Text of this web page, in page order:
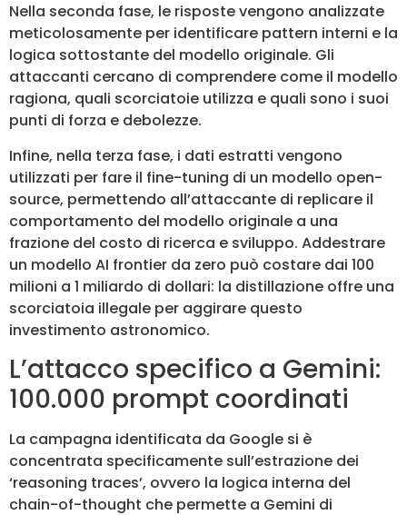
Nella seconda fase, le risposte vengono analizzate
meticolosamente per identificare pattern interni e la
logica sottostante del modello originale. Gli
attaccanti cercano di comprendere come il modello
ragiona, quali scorciatoie utilizza e quali sono i suoi
punti di forza e debolezze.
Infine, nella terza fase, i dati estratti vengono
utilizzati per fare il fine-tuning di un modello open-
source, permettendo all’attaccante di replicare il
comportamento del modello originale a una
frazione del costo di ricerca e sviluppo. Addestrare
un modello AI frontier da zero può costare dai 100
milioni a 1 miliardo di dollari: la distillazione offre una
scorciatoia illegale per aggirare questo
investimento astronomico.
L’attacco specifico a Gemini:
100.000 prompt coordinati
La campagna identificata da Google si è
concentrata specificamente sull’estrazione dei
‘reasoning traces’, ovvero la logica interna del
chain-of-thought che permette a Gemini di